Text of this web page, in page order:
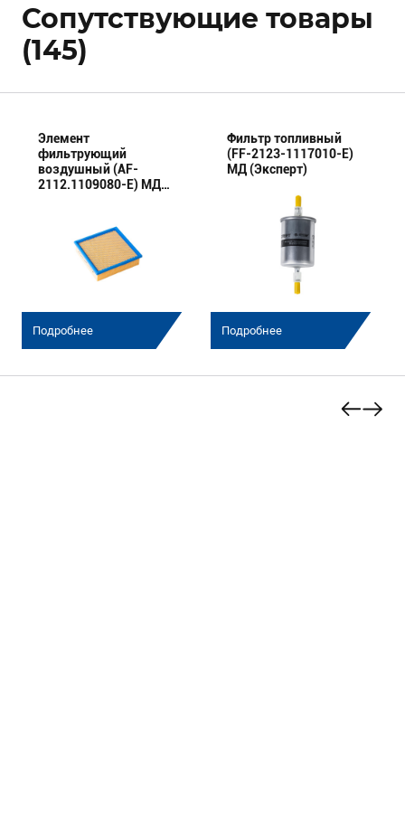
Сопутствующие товары
(145)
Элемент
фильтрующий
воздушный (AF-
2112.1109080-E) МД
Подробнее
Фильтр топливный
(FF-2123-1117010-E)
МД (Эксперт)
Подробнее